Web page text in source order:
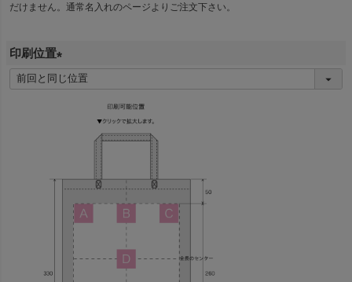
だけません。通常名入れのページよりご注文下さい。
印刷位置
(
必